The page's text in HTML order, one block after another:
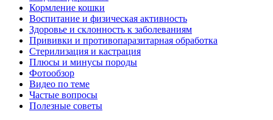
Кормление кошки
Воспитание и физическая активность
Здоровье и склонность к заболеваниям
Прививки и противопаразитарная обработка
Стерилизация и кастрация
Плюсы и минусы породы
Фотообзор
Видео по теме
Частые вопросы
Полезные советы